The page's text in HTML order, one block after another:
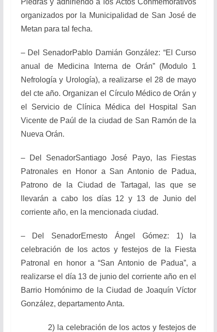
organizados por la Municipalidad de San José de
Metan para tal fecha.
– Del SenadorPablo Damián González: “El Curso
anual de Medicina Interna de Orán” (Modulo 1
Nefrología y Urología), a realizarse el 28 de mayo
del cte año. Organizan el Círculo Médico de Orán y
el Servicio de Clínica Médica del Hospital San
Vicente de Paúl de la ciudad de San Ramón de la
Nueva Orán.
– Del SenadorSantiago José Payo, las Fiestas
Patronales en Honor a San Antonio de Padua,
Patrono de la Ciudad de Tartagal, las que se
llevarán a cabo los días 12 y 13 de Junio del
corriente año, en la mencionada ciudad.
– Del SenadorErnesto Ángel Gómez: 1) la
celebración de los actos y festejos de la Fiesta
Patronal en honor a “San Antonio de Padua”, a
realizarse el día 13 de junio del corriente año en el
Barrio Homónimo de la Ciudad de Joaquín Víctor
González, departamento Anta.
2) la celebración de los actos y festejos de